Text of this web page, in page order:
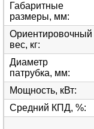
Габаритные
размеры, мм:
Ориентировочный
вес, кг:
Диаметр
патрубка, мм:
Мощность, кВт:
Средний КПД, %: